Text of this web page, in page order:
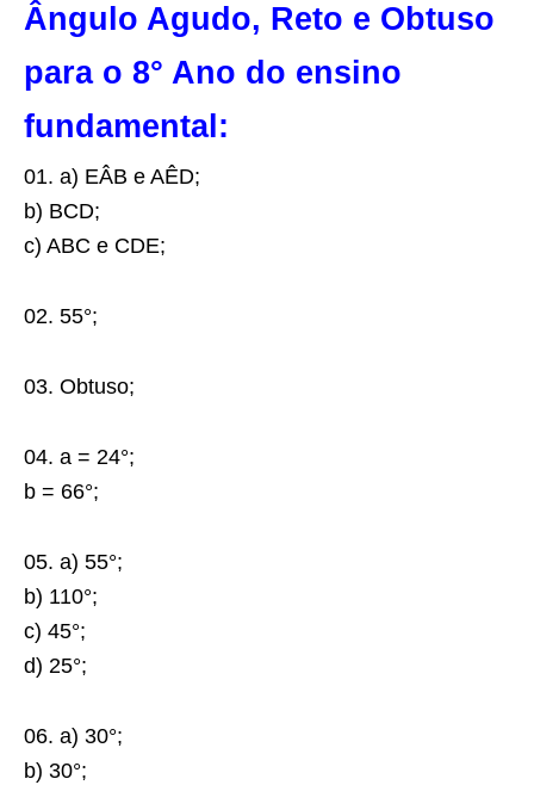
Ângulo Agudo, Reto e Obtuso
para o 8° Ano do ensino
fundamental:
01. a) EÂB e AÊD;
b) BCD;
c) ABC e CDE;
02. 55°;
03. Obtuso;
04. a = 24°;
b = 66°;
05. a) 55°;
b) 110°;
c) 45°;
d) 25°;
06. a) 30°;
b) 30°;